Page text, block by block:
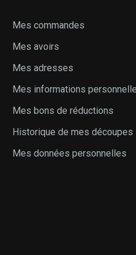
Mes commandes
Mes avoirs
Mes adresses
Mes informations
Mes bons de réductions
Historique de mes découpes
Mes données personnelles